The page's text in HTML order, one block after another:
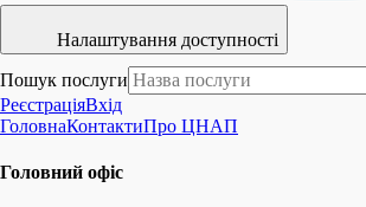
Налаштування доступності
Пошук послуги
РеєстраціяВхід
ГоловнаКонтактиПро ЦНАП
Головний офіс